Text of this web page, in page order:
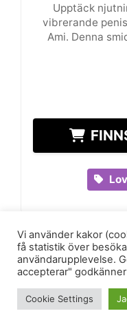
Upptäck
vibrerande
Ami. Denna
© Upplev.nu
Vi använder kakor
få statistik över
användarupplevelse.
accepterar"
Cookie Settings